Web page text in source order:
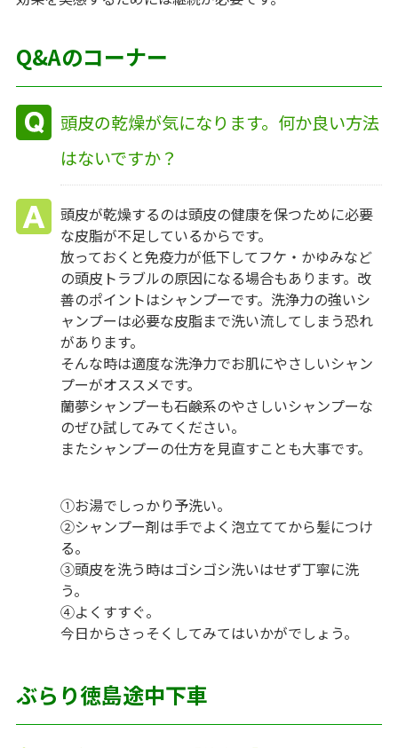
Q&Aのコーナー
頭皮の乾燥が気になります。何か良い方法
はないですか？
頭皮が乾燥するのは頭皮の健康を保つために必要
な皮脂が不足しているからです。
放っておくと免疫力が低下してフケ・かゆみなど
の頭皮トラブルの原因になる場合もあります。改
善のポイントはシャンプーです。洗浄力の強いシ
ャンプーは必要な皮脂まで洗い流してしまう恐れ
があります。
そんな時は適度な洗浄力でお肌にやさしいシャン
プーがオススメです。
蘭夢シャンプーも石鹸系のやさしいシャンプーな
のぜひ試してみてください。
またシャンプーの仕方を見直すことも大事です。
①お湯でしっかり予洗い。
②シャンプー剤は手でよく泡立ててから髪につけ
る。
③頭皮を洗う時はゴシゴシ洗いはせず丁寧に洗
う。
④よくすすぐ。
今日からさっそくしてみてはいかがでしょう。
ぶらり徳島途中下車